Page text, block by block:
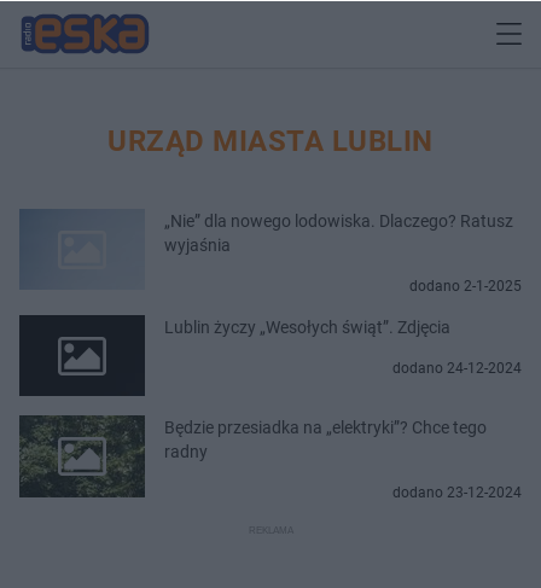
URZĄD MIASTA LUBLIN
„Nie” dla nowego lodowiska. Dlaczego? Ratusz
wyjaśnia
dodano 2-1-2025
Lublin życzy „Wesołych świąt”. Zdjęcia
dodano 24-12-2024
Będzie przesiadka na „elektryki”? Chce tego
radny
dodano 23-12-2024